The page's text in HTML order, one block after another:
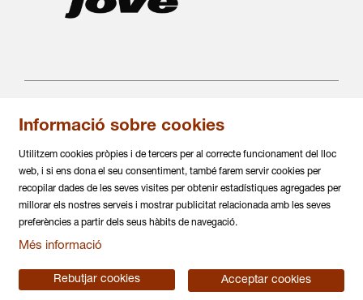
C/ Salvà 86
936 317 882
info@daualsecartsesceniques.cat
Sitemap | Avís Legal | Política de privacitat
Ús de Cookies
Informació sobre cookies
Utilitzem cookies pròpies i de tercers per al correcte funcionament del lloc
web, i si ens dona el seu consentiment, també farem servir cookies per
recopilar dades de les seves visites per obtenir estadístiques agregades per
millorar els nostres serveis i mostrar publicitat relacionada amb les seves
preferències a partir dels seus hàbits de navegació.
Més informació
Acceptar cookies
Rebutjar cookies